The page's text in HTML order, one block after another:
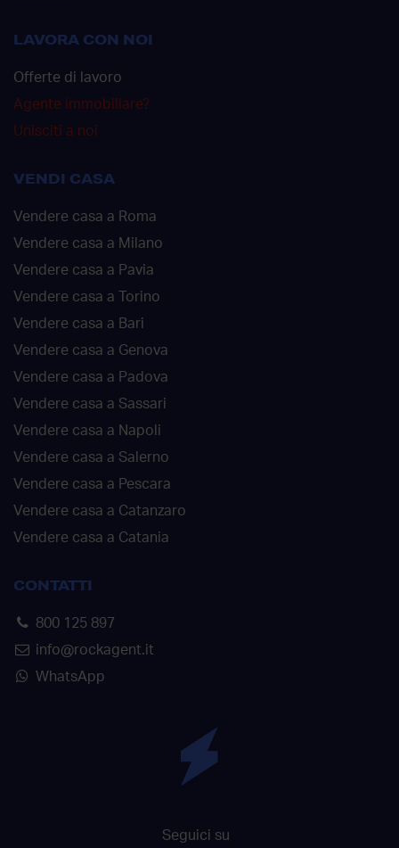
LAVORA CON NOI
Offerte di lavoro
Agente immobiliare?
Unisciti a noi
VENDI CASA
Vendere casa a Roma
Vendere casa a Milano
Vendere casa a Pavia
Vendere casa a Torino
Vendere casa a Bari
Vendere casa a Genova
Vendere casa a Padova
Vendere casa a Sassari
Vendere casa a Napoli
Vendere casa a Salerno
Vendere casa a Pescara
Vendere casa a Catanzaro
Vendere casa a Catania
CONTATTI
800 125 897
info@rockagent.it
WhatsApp
Seguici su